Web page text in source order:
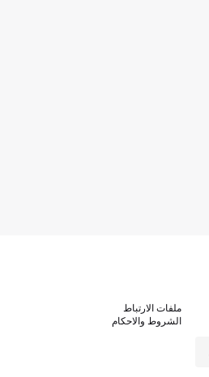
ملفات الارتباط
الشروط والاحكام